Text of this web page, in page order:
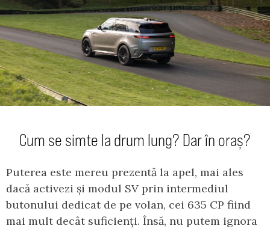
Cum se simte la drum lung? Dar în oraș?
Puterea este mereu prezentă la apel, mai ales
dacă activezi și modul SV prin intermediul
butonului dedicat de pe volan, cei 635 CP fiind
mai mult decât suficienți. Însă, nu putem ignora